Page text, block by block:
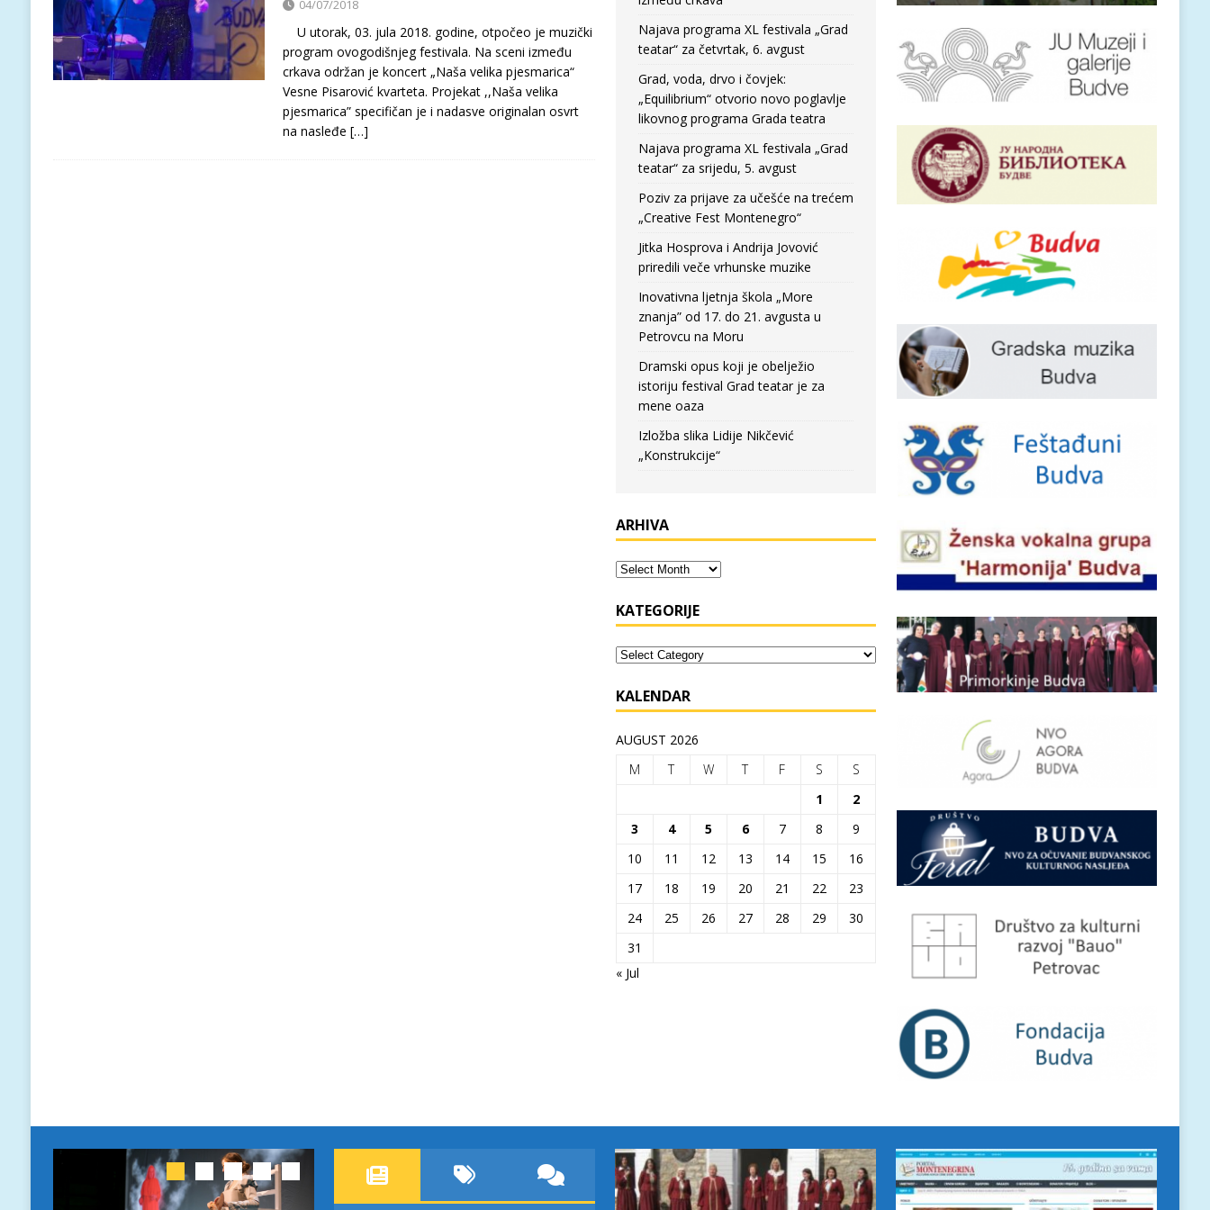
04/07/2018
U utorak, 03. jula 2018. godine, otpočeo je muzički
program ovogodišnjeg festivala. Na sceni između
crkava održan je koncert „Naša velika pjesmarica“
Vesne Pisarović kvarteta. Projekat ,,Naša velika
pjesmarica” specifičan je i nadasve originalan osvrt
na nasleđe […]
Najava programa XL festivala „Grad
teatar“ za četvrtak, 6. avgust
Grad, voda, drvo i čovjek:
„Equilibrium“ otvorio novo poglavlje
likovnog programa Grada teatra
Najava programa XL festivala „Grad
teatar“ za srijedu, 5. avgust
Poziv za prijave za učešće na trećem
„Creative Fest Montenegro“
Jitka Hosprova i Andrija Jovović
priredili veče vrhunske muzike
Inovativna ljetnja škola „More
znanja” od 17. do 21. avgusta u
Petrovcu na Moru
Dramski opus koji je obelježio
istoriju festival Grad teatar je za
mene oaza
Izložba slika Lidije Nikčević
„Konstrukcije“
ARHIVA
KATEGORIJE
KALENDAR
AUGUST 2026
M
T W T F S
S
1
2
3
4 5 6 7 8
9
10
11 12 13 14 15
16
17
18 19 20 21 22
23
24
25 26 27 28 29
30
31
« Jul